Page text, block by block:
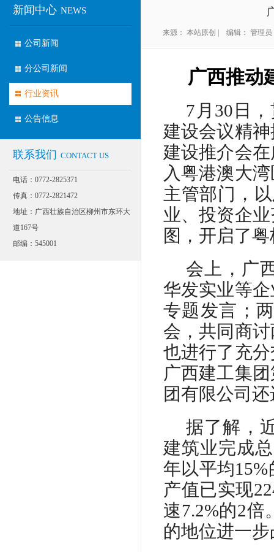
新闻中心 NEWS
公司新闻
分公司新闻
行业资讯
公告信息
联系我们 CONTACT US
电话：0772-2825371
传真：0772-2821472
地址：广西壮族自治区柳州市东环大
道167号
邮编：545001
来源： 本站原创 | 编辑： 管理
广西推动
7月30日
建设会议精
建设推介会
入粤港澳大
主管部门，
业、投资企
图，开启了
会上，广
华发实业等
专题发言；
会，共同商
也进行了充
广西建工集
团有限公司
据了解，
建筑业完成
年以平均
产值已实现
速7.2%的2
的地位进一